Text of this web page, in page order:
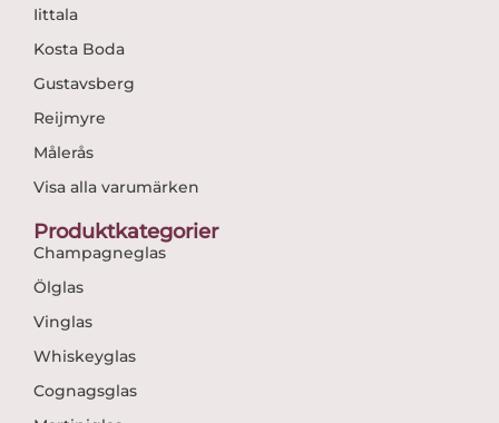
Iittala
Kosta Boda
Gustavsberg
Reijmyre
Målerås
Visa alla varumärken
Produktkategorier
Champagneglas
Ölglas
Vinglas
Whiskeyglas
Cognagsglas